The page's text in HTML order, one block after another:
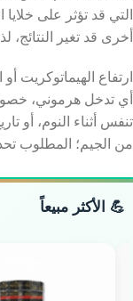
التي قد تؤثر على
أخرى قد تغير
ارتفاع الهيماتوكريت
أي تدخل هرموني،
تنفس أثناء النوم، أو
من الجيم؛ المطلوب
💪 الأكثر مبيعاً